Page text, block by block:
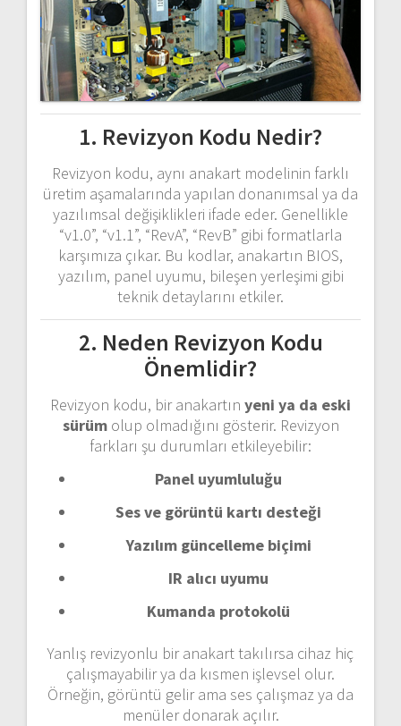
1. Revizyon Kodu Nedir?
Revizyon kodu, aynı anakart modelinin farklı
üretim aşamalarında yapılan donanımsal ya da
yazılımsal değişiklikleri ifade eder. Genellikle
“v1.0”, “v1.1”, “RevA”, “RevB” gibi formatlarla
karşımıza çıkar. Bu kodlar, anakartın BIOS,
yazılım, panel uyumu, bileşen yerleşimi gibi
teknik detaylarını etkiler.
2. Neden Revizyon Kodu
Önemlidir?
Revizyon kodu, bir anakartın yeni ya da eski
sürümolup olmadığını gösterir. Revizyon
farkları şu durumları etkileyebilir:
Panel uyumluluğu
Ses ve görüntü kartı desteği
Yazılım güncelleme biçimi
IR alıcı uyumu
Kumanda protokolü
Yanlış revizyonlu bir anakart takılırsa cihaz hiç
çalışmayabilir ya da kısmen işlevsel olur.
Örneğin, görüntü gelir ama ses çalışmaz ya da
menüler donarak açılır.